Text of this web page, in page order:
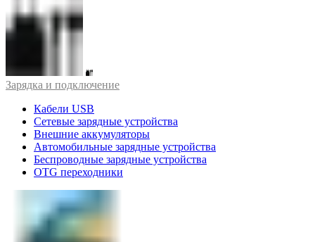
Зарядка и подключение
Кабели USB
Сетевые зарядные устройства
Внешние аккумуляторы
Автомобильные зарядные устройства
Беспроводные зарядные устройства
OTG переходники